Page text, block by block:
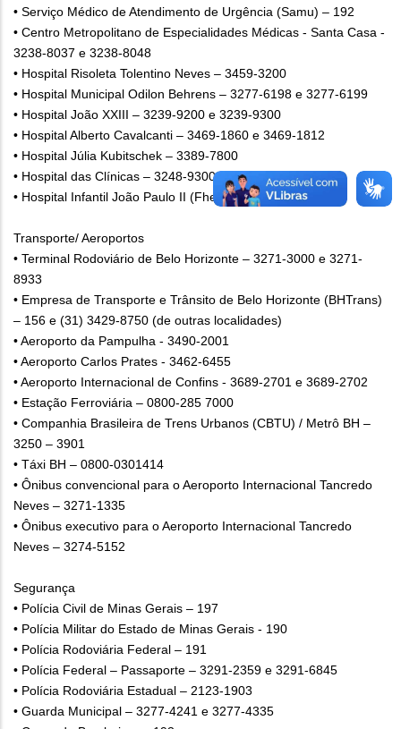
• Serviço Médico de Atendimento de Urgência (Samu) – 192
• Centro Metropolitano de Especialidades Médicas - Santa Casa -
3238-8037 e 3238-8048
• Hospital Risoleta Tolentino Neves – 3459-3200
• Hospital Municipal Odilon Behrens – 3277-6198 e 3277-6199
• Hospital João XXIII – 3239-9200 e 3239-9300
• Hospital Alberto Cavalcanti – 3469-1860 e 3469-1812
• Hospital Júlia Kubitschek – 3389-7800
• Hospital das Clínicas – 3248-9300
• Hospital Infantil João Paulo II (Fhemig) - 3239-9000
Transporte/ Aeroportos
• Terminal Rodoviário de Belo Horizonte – 3271-3000 e 3271-
8933
• Empresa de Transporte e Trânsito de Belo Horizonte (BHTrans)
– 156 e (31) 3429-8750 (de outras localidades)
• Aeroporto da Pampulha - 3490-2001
• Aeroporto Carlos Prates - 3462-6455
• Aeroporto Internacional de Confins - 3689-2701 e 3689-2702
• Estação Ferroviária – 0800-285 7000
• Companhia Brasileira de Trens Urbanos (CBTU) / Metrô BH –
3250 – 3901
• Táxi BH – 0800-0301414
• Ônibus convencional para o Aeroporto Internacional Tancredo
Neves – 3271-1335
• Ônibus executivo para o Aeroporto Internacional Tancredo
Neves – 3274-5152
Segurança
• Polícia Civil de Minas Gerais – 197
• Polícia Militar do Estado de Minas Gerais - 190
• Polícia Rodoviária Federal – 191
• Polícia Federal – Passaporte – 3291-2359 e 3291-6845
• Polícia Rodoviária Estadual – 2123-1903
• Guarda Municipal – 3277-4241 e 3277-4335